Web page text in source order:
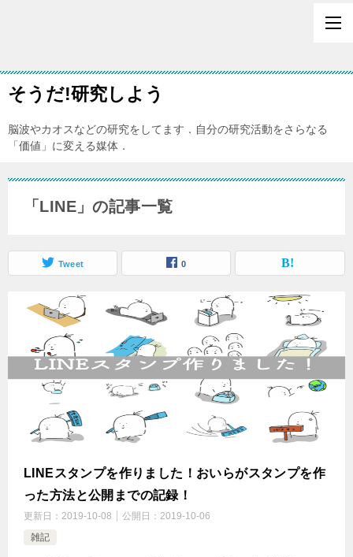
そうだ!研究しよう
脳波やカオスなどの研究をしてます．自分の研究活動をさらなる
「価値」に変える媒体．
「LINE」の記事一覧
Tweet 0
LINEスタンプを作りました！おいらがスタンプを作
った方法と公開までの記録！
更新日： 2019-10-08 公開日： 2019-10-06
雑記